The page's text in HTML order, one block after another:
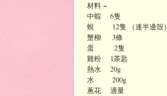
材料 ~
中蝦 6隻
蜆 12隻 （連半邊殼）
蟹柳 3條
蛋 2隻
雞粉 1茶匙
熱水 20g
水 200g
蔥花 適量